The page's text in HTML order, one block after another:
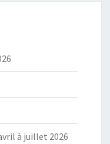
à juillet 2026